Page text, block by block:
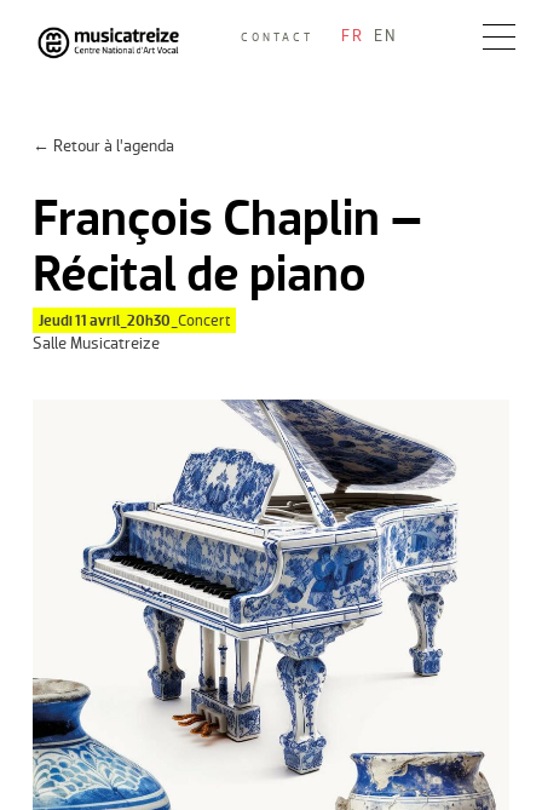
Skip
to
CONTACT FR EN
← Retour à l’agenda
François Chaplin –
Récital de piano
Jeudi 11 avril_20h30_ Concert
Salle Musicatreize